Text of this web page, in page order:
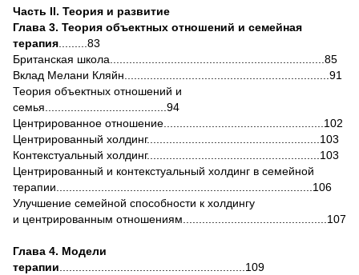
Часть II. Теория и развитие
Глава 3. Теория объектных отношений и семейная
терапия .........83
Британская школа...................................................................85
Вклад Мелани Кляйн................................................................91
Теория объектных отношений и
семья......................................94
Центрированное отношение..................................................102
Центрированный холдинг......................................................103
Контекстуальный холдинг......................................................103
Центрированный и контекстуальный холдинг в семейной
терапии................................................................................106
Улучшение семейной способности к холдингу
и центрированным отношениям.............................................107
Глава 4. Модели
терапии ..........................................................109